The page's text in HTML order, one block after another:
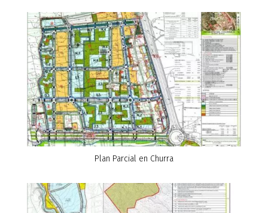
Plan Parcial en Churra